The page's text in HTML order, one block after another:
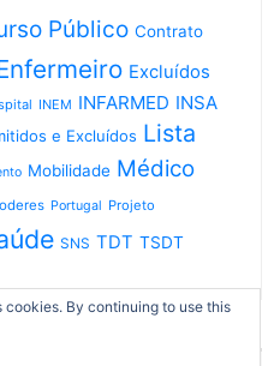
Público Contrato
Excluídos
INEM INFARMED INSA
e Excluídos Lista
Mobilidade Médico
Portugal Projeto
SNS TDT TSDT
cookies. By continuing to use this